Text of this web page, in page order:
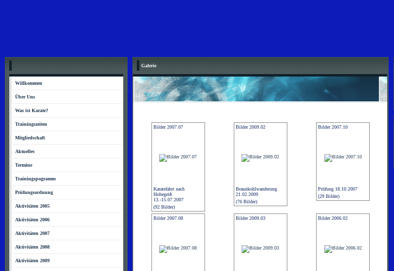
Willkommen
Über Uns
Was ist Karate?
Trainingszeiten
Mitgliedschaft
Aktuelles
Termine
Trainingspogramm
Prüfungsordnung
Aktivitäten 2005
Aktivitäten 2006
Aktivitäten 2007
Aktivitäten 2008
Aktivitäten 2009
Galerie
Bilder 2007.07
Karatefahrt nach
Hohegeiß
13.-15.07.2007
(92 Bilder)
Bilder 2009.02
Braunkohlwanderung
21.02.2009
(76 Bilder)
Bilder 2007.10
Prüfung 18.10.2007
(29 Bilder)
Bilder 2007.08 Bilder 2009.03 Bilder 2006.02